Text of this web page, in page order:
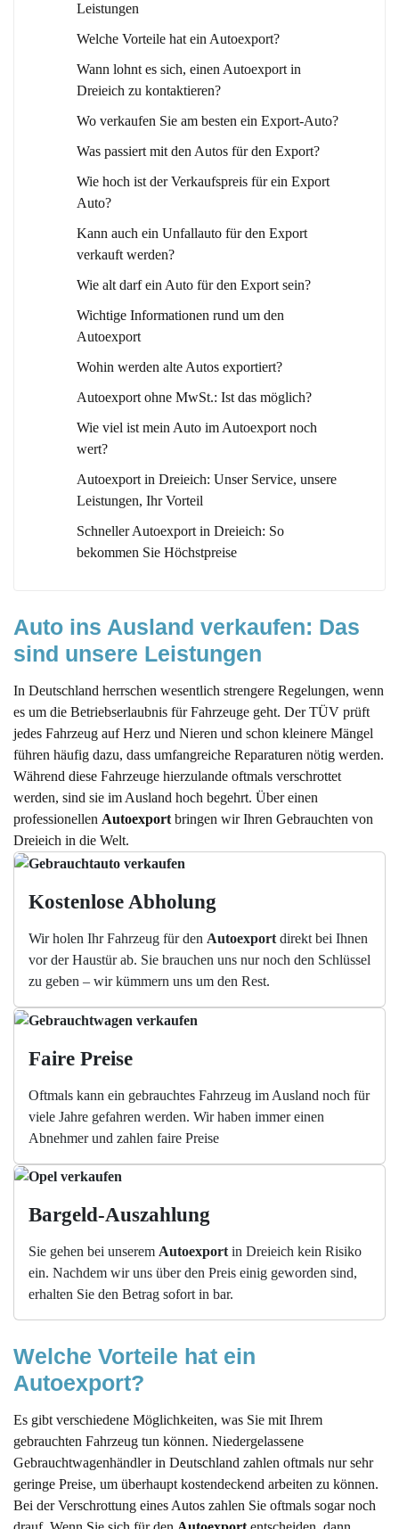
Leistungen
Welche Vorteile hat ein Autoexport?
Wann lohnt es sich, einen Autoexport in
Dreieich zu kontaktieren?
Wo verkaufen Sie am besten ein Export-Auto?
Was passiert mit den Autos für den Export?
Wie hoch ist der Verkaufspreis für ein Export
Auto?
Kann auch ein Unfallauto für den Export
verkauft werden?
Wie alt darf ein Auto für den Export sein?
Wichtige Informationen rund um den
Autoexport
Wohin werden alte Autos exportiert?
Autoexport ohne MwSt.: Ist das möglich?
Wie viel ist mein Auto im Autoexport noch
wert?
Autoexport in Dreieich: Unser Service, unsere
Leistungen, Ihr Vorteil
Schneller Autoexport in Dreieich: So
bekommen Sie Höchstpreise
Auto ins Ausland verkaufen: Das
sind unsere Leistungen
In Deutschland herrschen wesentlich strengere Regelungen, wenn
es um die Betriebserlaubnis für Fahrzeuge geht. Der TÜV prüft
jedes Fahrzeug auf Herz und Nieren und schon kleinere Mängel
führen häufig dazu, dass umfangreiche Reparaturen nötig werden.
Während diese Fahrzeuge hierzulande oftmals verschrottet
werden, sind sie im Ausland hoch begehrt. Über einen
professionellen Autoexport bringen wir Ihren Gebrauchten von
Dreieich in die Welt.
Kostenlose Abholung
Wir holen Ihr Fahrzeug für den Autoexport direkt bei Ihnen
vor der Haustür ab. Sie brauchen uns nur noch den Schlüssel
zu geben – wir kümmern uns um den Rest.
Faire Preise
Oftmals kann ein gebrauchtes Fahrzeug im Ausland noch für
viele Jahre gefahren werden. Wir haben immer einen
Abnehmer und zahlen faire Preise
Bargeld-Auszahlung
Sie gehen bei unserem Autoexport in Dreieich kein Risiko
ein. Nachdem wir uns über den Preis einig geworden sind,
erhalten Sie den Betrag sofort in bar.
Welche Vorteile hat ein
Autoexport?
Es gibt verschiedene Möglichkeiten, was Sie mit Ihrem
gebrauchten Fahrzeug tun können. Niedergelassene
Gebrauchtwagenhändler in Deutschland zahlen oftmals nur sehr
geringe Preise, um überhaupt kostendeckend arbeiten zu können.
Bei der Verschrottung eines Autos zahlen Sie oftmals sogar noch